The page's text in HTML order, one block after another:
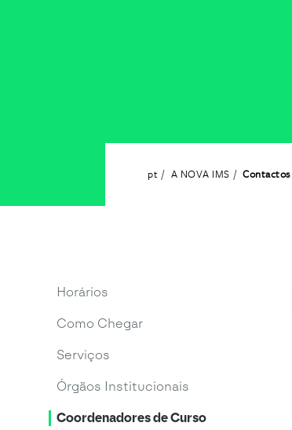
pt A NOVA IMS Contactos
Horários
Como Chegar
Serviços
Órgãos Institucionais
Coordenadores de Curso